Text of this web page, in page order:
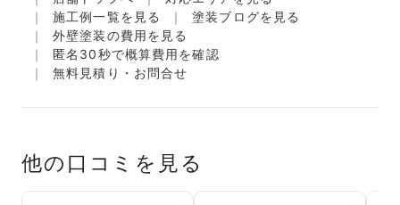
施工例一覧を見る
塗装ブログを見る
外壁塗装の費用を見る
匿名30秒で概算費用を確認
無料見積り・お問合せ
他の口コミを見る